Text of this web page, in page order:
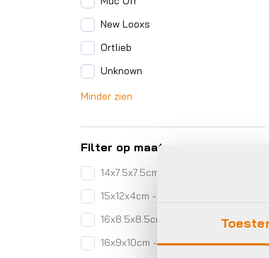
New Looxs
Ortlieb
Unknown
Minder zien
Filter op maat
14x7.5x7.5cm - 0.36L
15x12x4cm - 0.72L
16x8.5x8.5cm -0.52L
16x9x10cm - 0.69L